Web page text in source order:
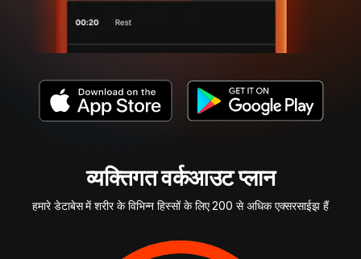
व्यक्तिगत वर्कआउट प्लान
हमारे डेटाबेस में शरीर के विभिन्न हिस्सों के लिए 200 से अधिक एक्सरसाईझ हैं